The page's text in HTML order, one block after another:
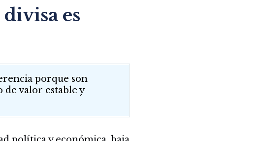
es
porque son
de valor estable y